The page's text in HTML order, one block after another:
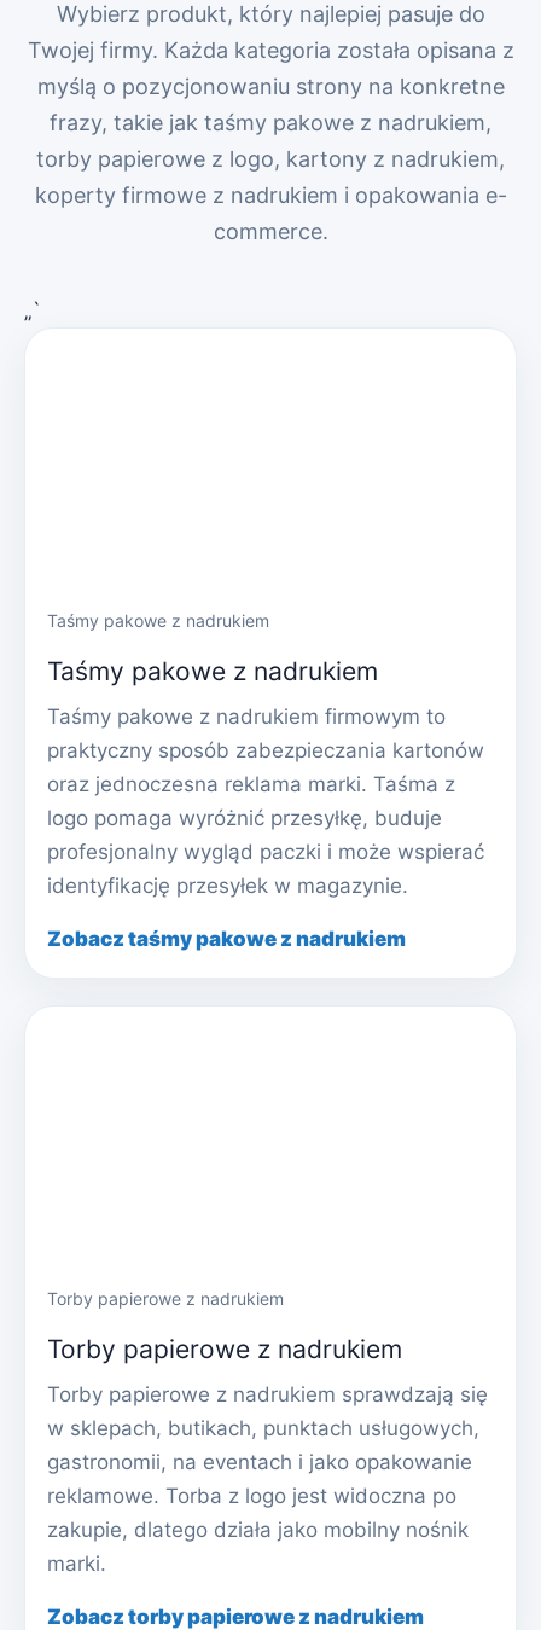
Wybierz produkt, który najlepiej pasuje do
Twojej firmy. Każda kategoria została opisana z
myślą o pozycjonowaniu strony na konkretne
frazy, takie jak taśmy pakowe z nadrukiem,
torby papierowe z logo, kartony z nadrukiem,
koperty firmowe z nadrukiem i opakowania e-
commerce.
„`
Taśmy pakowe z nadrukiem
Taśmy pakowe z nadrukiem
Taśmy pakowe z nadrukiem firmowym to
praktyczny sposób zabezpieczania kartonów
oraz jednoczesna reklama marki. Taśma z
logo pomaga wyróżnić przesyłkę, buduje
profesjonalny wygląd paczki i może wspierać
identyfikację przesyłek w magazynie.
Zobacz taśmy pakowe z nadrukiem
Torby papierowe z nadrukiem
Torby papierowe z nadrukiem
Torby papierowe z nadrukiem sprawdzają się
w sklepach, butikach, punktach usługowych,
gastronomii, na eventach i jako opakowanie
reklamowe. Torba z logo jest widoczna po
zakupie, dlatego działa jako mobilny nośnik
marki.
Zobacz torby papierowe z nadrukiem